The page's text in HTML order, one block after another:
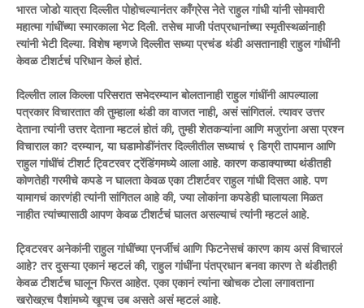
भारत जोडो यात्रा दिल्लीत पोहोचल्यानंतर काँग्रेस नेते राहुल गांधी यांनी सोमवारी
महात्मा गांधींच्या स्मारकाला भेट दिली. तसेच माजी पंतप्रधानांच्या स्मृतीस्थळांनाही
त्यांनी भेटी दिल्या. विशेष म्हणजे दिल्लीत सध्या प्रचंड थंडी असतानाही राहुल गांधींनी
केवळ टीशर्टचं परिधान केलं होतं.
दिल्लीत लाल किल्ला परिसरात सभेदरम्यान बोलतानाही राहुल गांधींनी आपल्याला
पत्रकार विचारतात की तुम्हाला थंडी का वाजत नाही, असं सांगितलं. त्यावर उत्तर
देताना त्यांनी उत्तर देताना म्हटलं होतं की, तुम्ही शेतकऱ्यांना आणि मजुरांना असा प्रश्न
विचाराल का? दरम्यान, या घडामोडींनंतर दिल्लीतील सध्याचं ९ डिग्री तापमान आणि
राहुल गांधींचं टीशर्ट ट्विटरवर ट्रेंडिंगमध्ये आला आहे. कारण कडाक्याच्या थंडीतही
कोणतेही गरमीचे कपडे न घालता केवळ एका टीशर्टवर राहुल गांधी दिसत आहे. पण
यामागचं कारणंही त्यांनी सांगितल आहे की, ज्या लोकांना कपडेही घालायला मिळत
नाहीत त्यांच्यासाठी आपण केवळ टीशर्टचं घालत असल्याचं त्यांनी म्हटलं आहे.
ट्विटरवर अनेकांनी राहुल गांधींच्या एनर्जीचं आणि फिटनेसचं कारण काय असं विचारलं
आहे? तर दुसऱ्या एकानं म्हटलं की, राहुल गांधींना पंतप्रधान बनवा कारण ते थंडीतही
केवळ टीशर्टच घालून फिरत आहेत. एका एकानं त्यांना खोचक टोला लगावताना
खरोखऱच पैशांमध्ये खूपच उब असते असं म्हटलं आहे.